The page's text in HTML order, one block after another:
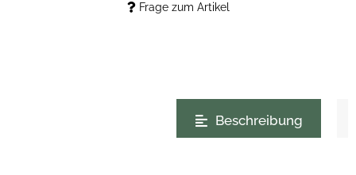
Frage zum Artikel
Beschreibung